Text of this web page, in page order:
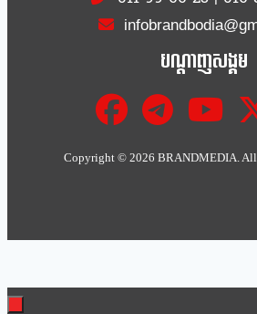
បណ្ដាញសង្គម
Copyright ©2026 BRANDMEDIA. All